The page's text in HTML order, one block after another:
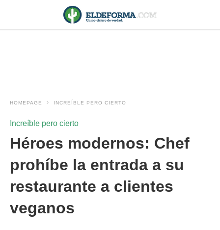
HOMEPAGE INCREÍBLE PERO CIERTO
Increíble pero cierto
Héroes modernos: Chef
prohíbe la entrada a su
restaurante a clientes
veganos